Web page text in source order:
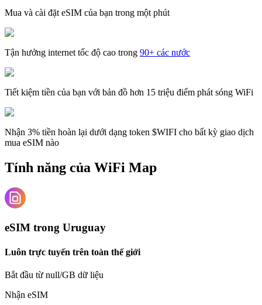
Mua và cài đặt eSIM của bạn trong một phút
Tận hưởng internet tốc độ cao trong 90+ các nước
Tiết kiệm tiền của bạn với bản đồ hơn 15 triệu điểm phát sóng WiFi
Nhận 3% tiền hoàn lại dưới dạng token $WIFI cho bất kỳ giao dịch
mua eSIM nào
Tính năng của WiFi Map
eSIM trong Uruguay
Luôn trực tuyến trên toàn thế giới
Bắt đầu từ null/GB dữ liệu
Nhận eSIM